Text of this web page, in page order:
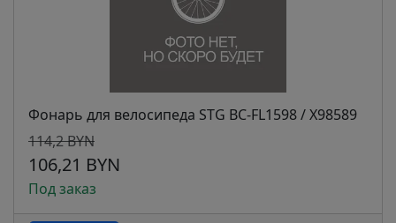
Фонарь для велосипеда STG BC-FL1598 / Х98589
114,2 BYN
106,21 BYN
Под заказ